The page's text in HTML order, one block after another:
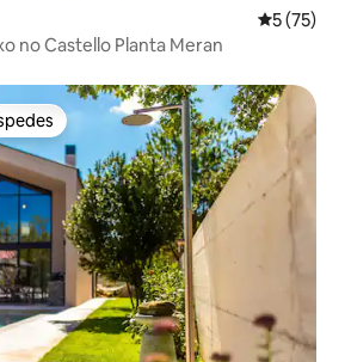
5 de uma
5 (75)
no Castello Planta Meran
dos hóspedes